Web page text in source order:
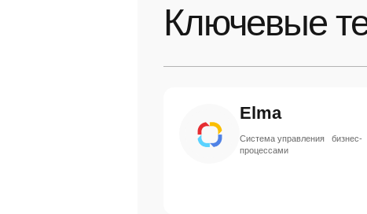
Ключевые
Elma
Система управления бизнес-
процессами